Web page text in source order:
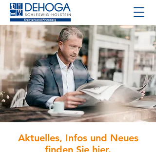
Aktuelles, Infos und Neues
finden Sie hier.